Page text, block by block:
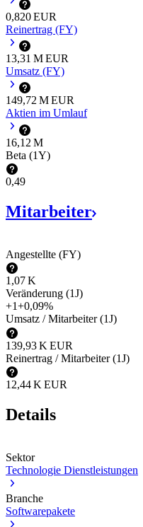
0,820EUR
Reinertrag (FY)
‪13,31 M‬EUR
Umsatz (FY)
‪149,72 M‬EUR
Aktien im Umlauf
‪16,12 M‬
Beta (1Y)
0,49
Mitarbeiter
Angestellte (FY)
‪1,07 K‬
Veränderung (1J)
+1+0,09%
Umsatz / Mitarbeiter (1J)
‪139,93 K‬ EUR
Reinertrag / Mitarbeiter (1J)
‪12,44 K‬ EUR
Details
Sektor
Technologie Dienstleistungen
Branche
Softwarepakete